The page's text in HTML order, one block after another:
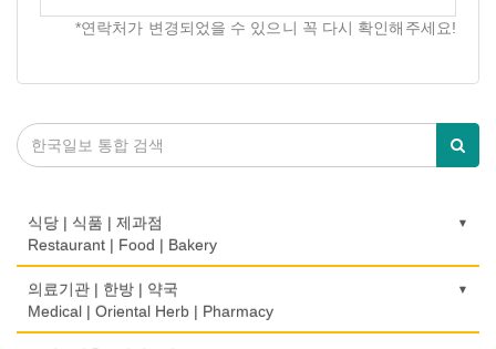
*연락처가 변경되었을 수 있으니 꼭 다시 확인해주세요!
식당 | 식품 | 제과점
Restaurant | Food | Bakery
농장
Farm
의료기관 | 한방 | 약국
Medical | Oriental Herb | Pharmacy